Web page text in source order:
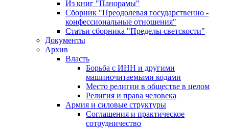
Из книг "Панорамы"
Сборник "Преодолевая государственно -
конфессиональные отношения"
Статьи сборника "Пределы светскости"
Документы
Архив
Власть
Борьба с ИНН и другими
машиночитаемыми кодами
Место религии в обществе в целом
Религия и права человека
Армия и силовые структуры
Соглашения и практическое
сотрудничество